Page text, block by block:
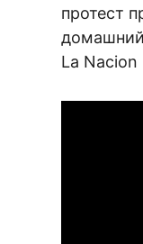
протест
La